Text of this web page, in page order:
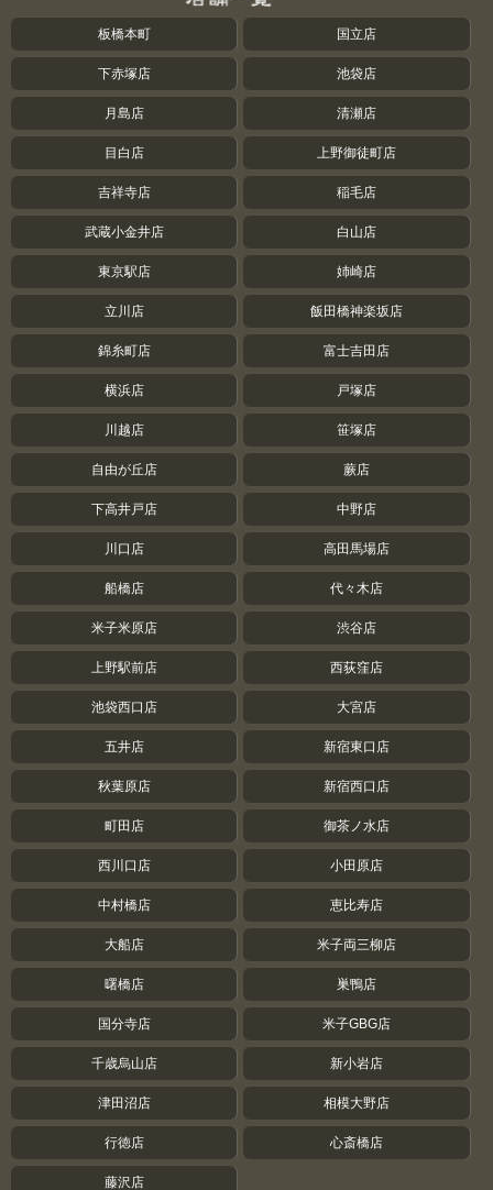
板橋本町 国立店
下赤塚店 池袋店
月島店 清瀬店
目白店 上野御徒町店
吉祥寺店 稲毛店
武蔵小金井店 白山店
東京駅店 姉崎店
立川店 飯田橋神楽坂店
錦糸町店 富士吉田店
横浜店 戸塚店
川越店 笹塚店
自由が丘店 蕨店
下高井戸店 中野店
川口店 高田馬場店
船橋店 代々木店
米子米原店 渋谷店
上野駅前店 西荻窪店
池袋西口店 大宮店
五井店 新宿東口店
秋葉原店 新宿西口店
町田店 御茶ノ水店
西川口店 小田原店
中村橋店 恵比寿店
大船店 米子両三柳店
曙橋店 巣鴨店
国分寺店 米子GBG店
千歳烏山店 新小岩店
津田沼店 相模大野店
行徳店 心斎橋店
藤沢店